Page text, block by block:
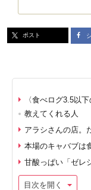
ポスト
〈食べログ3.5以下
教えてくれる人
アラシさんの店。
本場のキャバブは
甘酸っぱい「ゼレ
目次を開く